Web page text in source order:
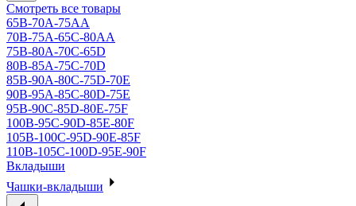
Смотреть все товары
65B-70A-75АА
70В-75А-65С-80АА
75В-80А-70С-65D
80В-85А-75С-70D
85В-90А-80С-75D-70E
90B-95A-85C-80D-75E
95B-90C-85D-80E-75F
100B-95C-90D-85E-80F
105B-100C-95D-90E-85F
110B-105C-100D-95E-90F
Вкладыши
Чашки-вкладыши